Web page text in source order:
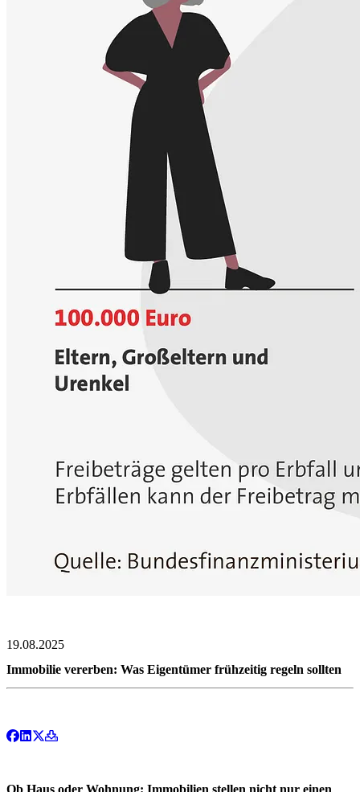
19.08.2025
Immobilie vererben: Was Eigentümer frühzeitig regeln sollten
Ob Haus oder Wohnung: Immobilien stellen nicht nur einen